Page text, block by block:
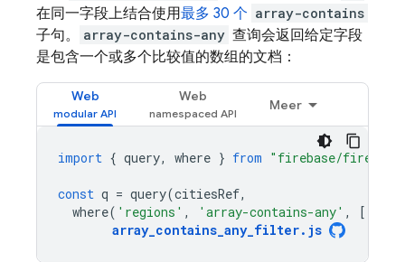
在同一字段上结合使用最多 30 个 array-contains
子句。 array-contains-any 查询会返回给定字段
是包含一个或多个比较值的数组的文档：
Web Web
Meer
import { query, where } from "firebase/
const q = query(citiesRef,
where( 'regions' , 'array-contains-any' , [[
array_contains_any_filter. js